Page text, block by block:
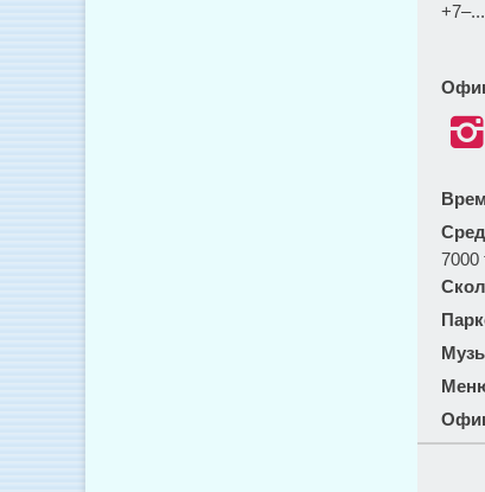
+7‒...

7000